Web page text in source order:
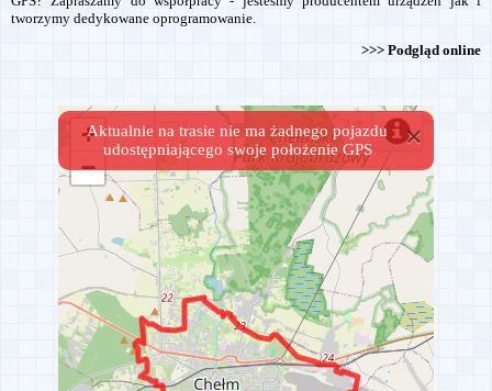
Życzenia
Integracja z TimoCom
Opinie - Skanska S.A.
Płaca minimalna z GPS
Monterzy GPS
Aktualizacja oprogramowania
Sprzęt GPS do pługopiaskarek
Navisoft już od 10 lat!
Aktualizacja systemu monitorowania pojazdów
Praca dla monterów GPS
Komunikat
Cyfrowy podpis plików
Otrzymane referencje
Aktualizacja oprogramowania 05.2014
Wypożyczenie sprzętu GPS na AKCJĘ ZIMA
tworzymy dedykowane oprogramowanie.
>>> Podgląd online